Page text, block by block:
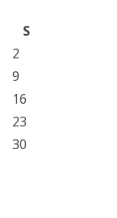
S
2
9
16
23
30